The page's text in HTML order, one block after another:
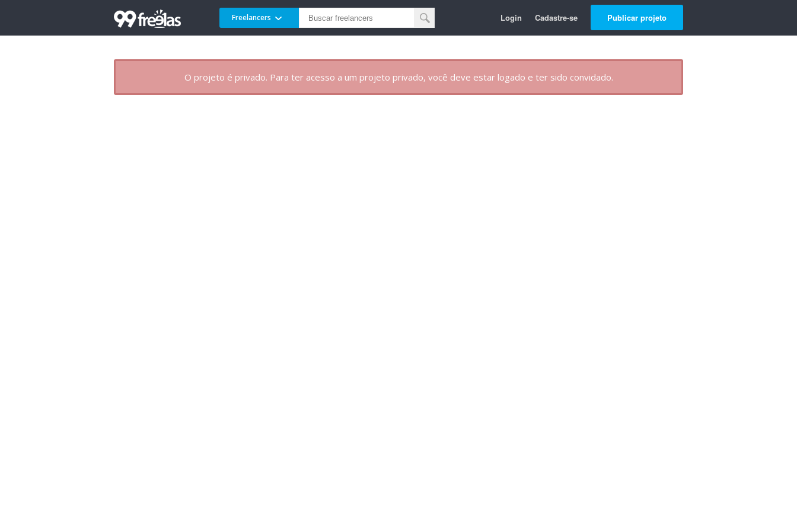
Freelancers Login Cadastre-se Publicar projeto
O projeto é privado. Para ter acesso a um projeto privado, você deve estar logado e ter sido convidado.